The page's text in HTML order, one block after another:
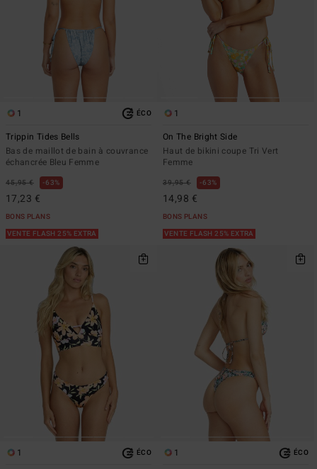
1 ÉCO
Trippin Tides Bells
Bas de maillot de bain à couvrance
échancrée Bleu Femme
45,95 € 63%
17,23 €
BONS PLANS
VENTE FLASH 25% EXTRA
1
On The Bright Side
Haut de bikini coupe Tri Vert
Femme
39,95 € 63%
14,98 €
BONS PLANS
VENTE FLASH 25% EXTRA
1 ÉCO 1 ÉCO